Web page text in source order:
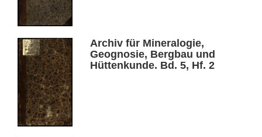
Archiv für Mineralogie,
Geognosie, Bergbau und
Hüttenkunde. Bd. 5, Hf. 2